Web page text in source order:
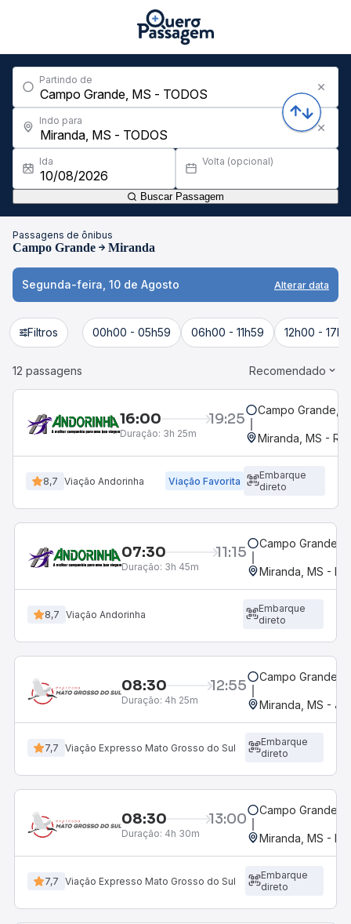
Partindo de
Indo para
Ida Volta (opcional)
Buscar Passagem
Passagens de ônibus
Campo Grande Miranda
Segunda-feira, 10 de Agosto Alterar data
Filtros 00h00 - 05h59 06h00 - 11h59 12h00 -
12 passagens Recomendado
16:00 19:25
Duração: 3h 25m
Campo Grande,
Miranda, MS -
8,7 Viação Andorinha Viação Favorita
Embarque
direto
07:30 11:15
Duração: 3h 45m
Campo Grande,
Miranda, MS -
8,7 Viação Andorinha
Embarque
direto
08:30 12:55
Duração: 4h 25m
Campo Grande,
Miranda, MS -
7,7 Viação Expresso Mato Grosso do Sul
Embarque
direto
08:30 13:00
Duração: 4h 30m
Campo Grande,
Miranda, MS -
7,7 Viação Expresso Mato Grosso do Sul
Embarque
direto